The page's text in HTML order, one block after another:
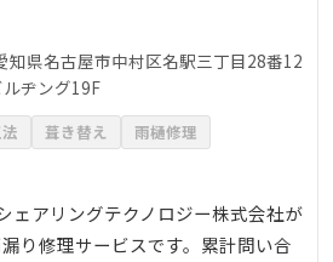
知県名古屋市中村区名駅三丁目28番12
ヂング19F
葺き替え
雨樋修理
ェアリングテクノロジー株式会社が
り修理サービスです。累計問い合